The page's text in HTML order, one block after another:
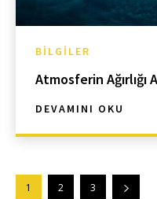
BILGILER
Atmosferin Ağırlığı
DEVAMINI OKU
1 2 3